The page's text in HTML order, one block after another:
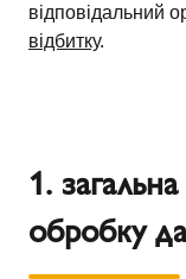
відповідальний
відбитку.
1.
обробку